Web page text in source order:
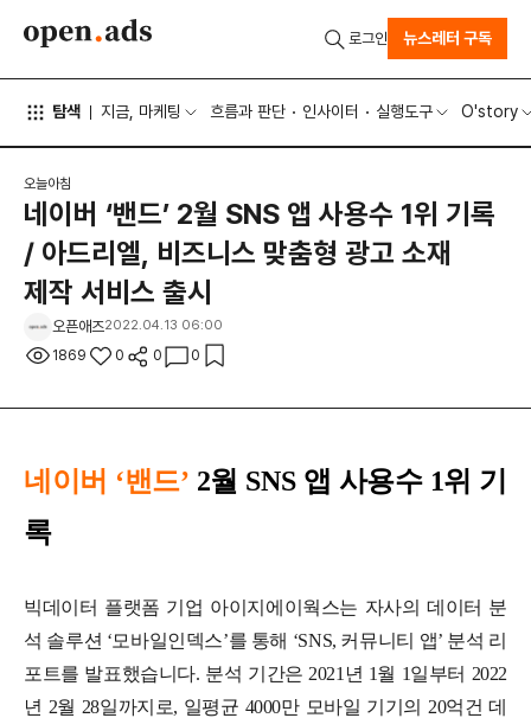
탐색 지금, 마케팅 흐름과 판단 인사이터 실행도구 O'story
로그인 뉴스레터 구독
오늘아침
네이버 ‘밴드’ 2월 SNS 앱 사용수 1위 기록
/ 아드리엘, 비즈니스 맞춤형 광고 소재
제작 서비스 출시
오픈애즈2022.04.13 06:00
1869 0 0 0
네이버 ‘밴드’ 2월 SNS 앱 사용수 1위 기
록
빅데이터 플랫폼 기업 아이지에이웍스는 자사의 데이터 분
석 솔루션 ‘모바일인덱스’를 통해 ‘SNS, 커뮤니티 앱’ 분석 리
포트를 발표했습니다. 분석 기간은 2021년 1월 1일부터 2022
년 2월 28일까지로, 일평균 4000만 모바일 기기의 20억건 데